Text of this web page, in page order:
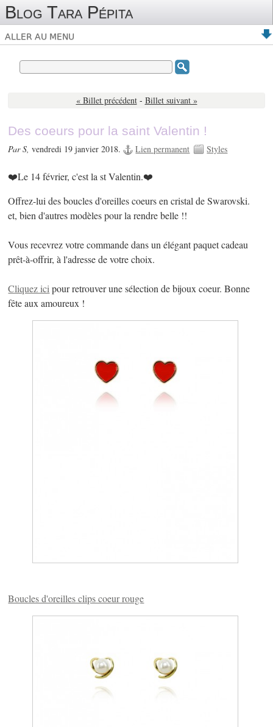
Blog Tara Pépita
ALLER AU MENU
« Billet précédent - Billet suivant »
Des coeurs pour la saint Valentin !
Par S,vendredi 19 janvier 2018. Lien permanent Styles
❤️Le 14 février, c'est la st Valentin.❤️
Offrez-lui des boucles d'oreilles coeurs en cristal de Swarovski.
et, bien d'autres modèles pour la rendre belle !!
Vous recevrez votre commande dans un élégant paquet cadeau
prêt-à-offrir, à l'adresse de votre choix.
Cliquez icipour retrouver une sélection de bijoux coeur. Bonne
fête aux amoureux !
Boucles d'oreilles clips coeur rouge